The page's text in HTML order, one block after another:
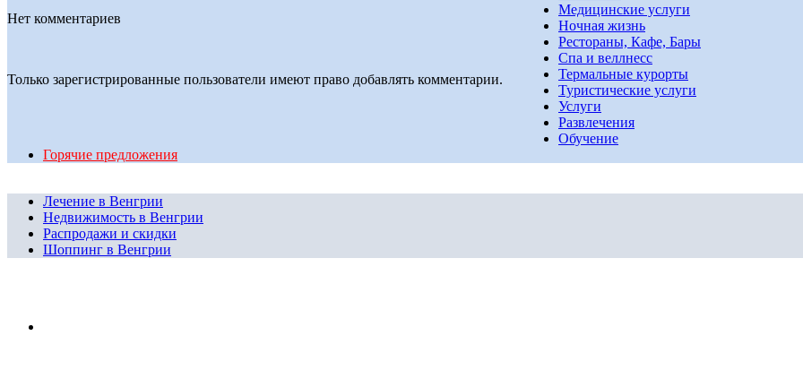
Нет комментариев
Только зарегистрированные пользователи имеют право добавлять комментарии.
Медицинские услуги
Ночная жизнь
Рестораны, Кафе, Бары
Спа и веллнесс
Термальные курорты
Туристические услуги
Услуги
Развлечения
Обучение
Горячие предложения
Лечение в Венгрии
Недвижимость в Венгрии
Распродажи и скидки
Шоппинг в Венгрии